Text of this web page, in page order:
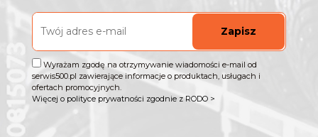
Zapisz
Wyrażam zgodę na otrzymywanie wiadomości e-mail od
serwis500.pl zawierające informacje o produktach, usługach i
ofertach promocyjnych.
Więcej o polityce prywatności zgodnie z RODO >